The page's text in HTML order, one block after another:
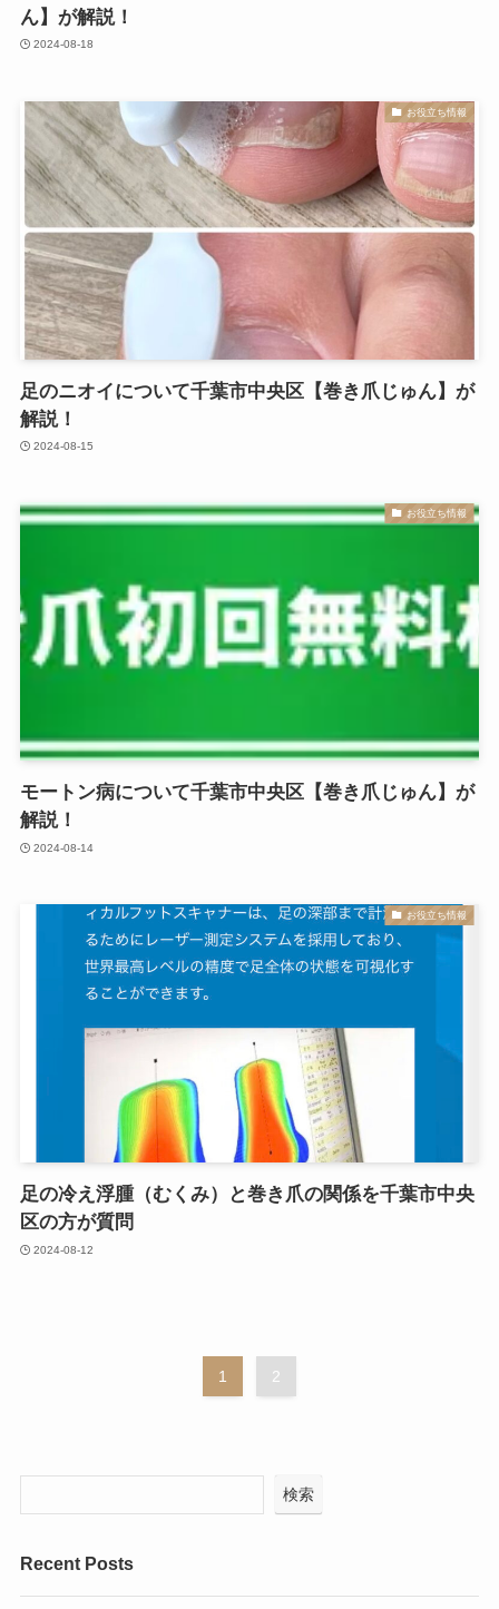
ん】が解説！
2024-08-18
お役立ち情報
足のニオイについて千葉市中央区【巻き爪じゅん】が
解説！
2024-08-15
お役立ち情報
モートン病について千葉市中央区【巻き爪じゅん】が
解説！
2024-08-14
お役立ち情報
足の冷え浮腫（むくみ）と巻き爪の関係を千葉市中央
区の方が質問
2024-08-12
1 2
検索
Recent Posts